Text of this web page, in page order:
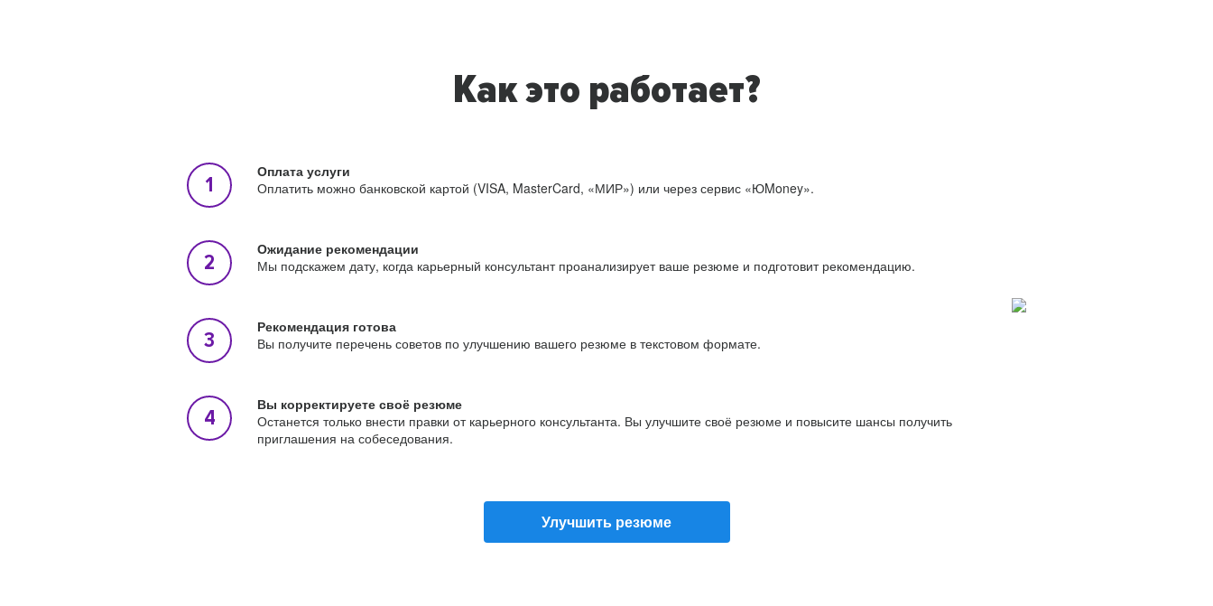
Как это работает?
Оплата услуги
Оплатить можно банковской картой (VISA, MasterCard, «МИР») или через сервис «ЮMoney».
Ожидание рекомендации
Мы подскажем дату, когда карьерный консультант проанализирует ваше резюме и подготовит рекомендацию.
Рекомендация готова
Вы получите перечень советов по улучшению вашего резюме в текстовом формате.
Вы корректируете своё резюме
Останется только внести правки от карьерного консультанта. Вы улучшите своё резюме и повысите шансы получить
приглашения на собеседования.
Улучшить резюме